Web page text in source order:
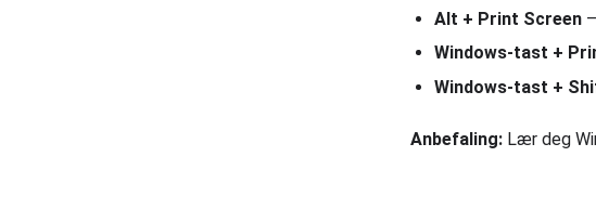
Alt + Print Screen
Windows-tast +
Windows-tast +
Anbefaling: Lær deg